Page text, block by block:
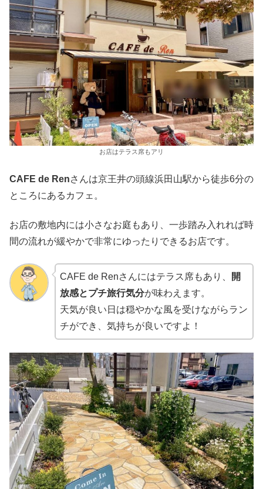
お店はテラス席もアリ
CAFE de Renさんは京王井の頭線浜田山駅から徒歩6分の
ところにあるカフェ。
お店の敷地内には小さなお庭もあり、一歩踏み入れれば時
間の流れが緩やかで非常にゆったりできるお店です。
CAFE de Renさんにはテラス席もあり、
開
放感とプチ旅行気分が味わえます。
天気が良い日は穏やかな風を受けながらラン
チができ、気持ちが良いですよ！